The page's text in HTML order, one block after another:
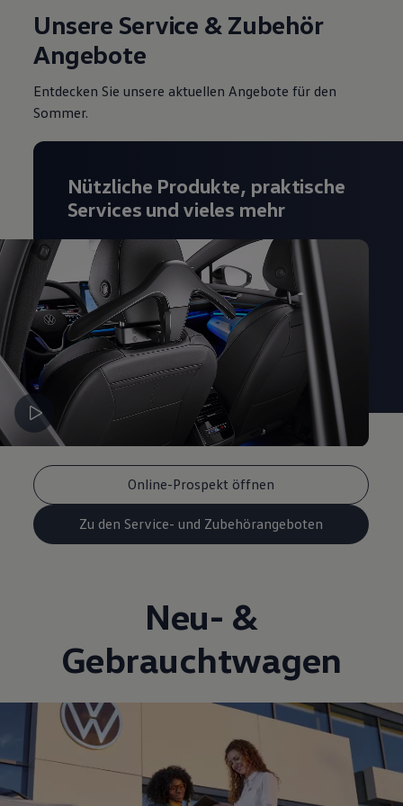
Magazin
Lifestyle
Transport
Familie
Volkswagen R
Pannen- und Unfallhilfe
Unsere Service & Zubehör
Angebote
Entdecken Sie unsere aktuellen Angebote für den
Sommer.
Online-Prospekt öffnen
Zu den Service- und Zubehörangeboten
Nützliche Produkte, praktische
Services und vieles mehr
Neu- &
Gebrauchtwagen